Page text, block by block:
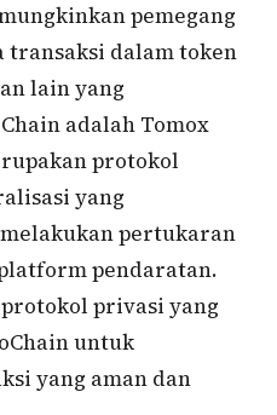
pemegang
transaksi dalam token
lain yang
adalah Tomox
protokol
yang
pertukaran
pendaratan.
privasi yang
untuk
yang aman dan